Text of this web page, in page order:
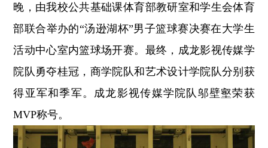
晚，由我校公共基础课体育部教研室和学生会体育
部联合举办的“汤逊湖杯”男子篮球赛决赛在大学生
活动中心室内篮球场开赛。最终，成龙影视传媒学
院队勇夺桂冠，商学院队和艺术设计学院队分别获
得亚军和季军。成龙影视传媒学院队邬壁壑荣获
MVP称号。